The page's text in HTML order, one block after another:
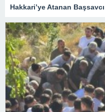
Hakkari’ye Atanan